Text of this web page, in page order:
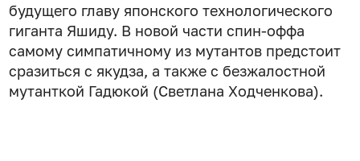
будущего главу японского технологического
гиганта Яшиду. В новой части спин-оффа
самому симпатичному из мутантов предстоит
сразиться с якудза, а также с безжалостной
мутанткой Гадюкой (Светлана Ходченкова).